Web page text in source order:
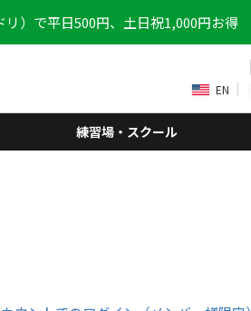
）で平日500円、土日祝1,000円お得
EN
練習場・スクール